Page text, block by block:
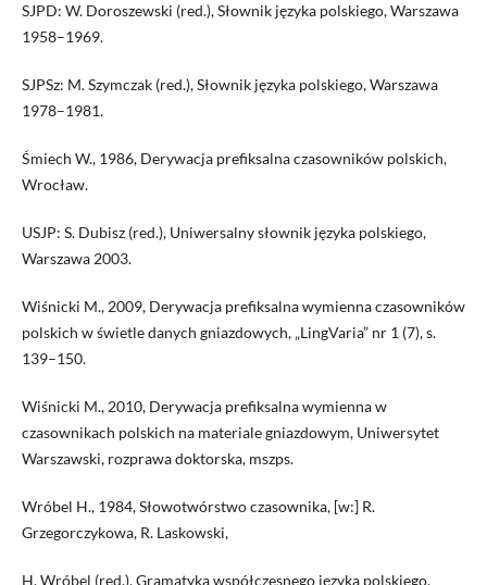
SJPD: W. Doroszewski (red.), Słownik języka polskiego, Warszawa
1958–1969.
SJPSz: M. Szymczak (red.), Słownik języka polskiego, Warszawa
1978–1981.
Śmiech W., 1986, Derywacja prefiksalna czasowników polskich,
Wrocław.
USJP: S. Dubisz (red.), Uniwersalny słownik języka polskiego,
Warszawa 2003.
Wiśnicki M., 2009, Derywacja prefiksalna wymienna czasowników
polskich w świetle danych gniazdowych, „LingVaria” nr 1 (7), s.
139–150.
Wiśnicki M., 2010, Derywacja prefiksalna wymienna w
czasownikach polskich na materiale gniazdowym, Uniwersytet
Warszawski, rozprawa doktorska, mszps.
Wróbel H., 1984, Słowotwórstwo czasownika, [w:] R.
Grzegorczykowa, R. Laskowski,
H. Wróbel (red.), Gramatyka współczesnego języka polskiego.